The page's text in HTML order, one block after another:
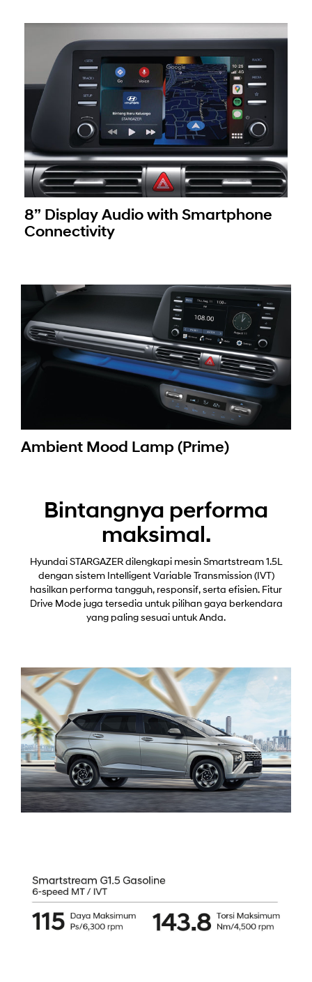
8” Display Audio with Smartphone
Connectivity
Ambient Mood Lamp (Prime)
Bintangnya performa
maksimal.
Hyundai STARGAZER dilengkapi mesin Smartstream 1.5L
dengan sistem Intelligent Variable Transmission (IVT)
hasilkan performa tangguh, responsif, serta efisien. Fitur
Drive Mode juga tersedia untuk pilihan gaya berkendara
yang paling sesuai untuk Anda.